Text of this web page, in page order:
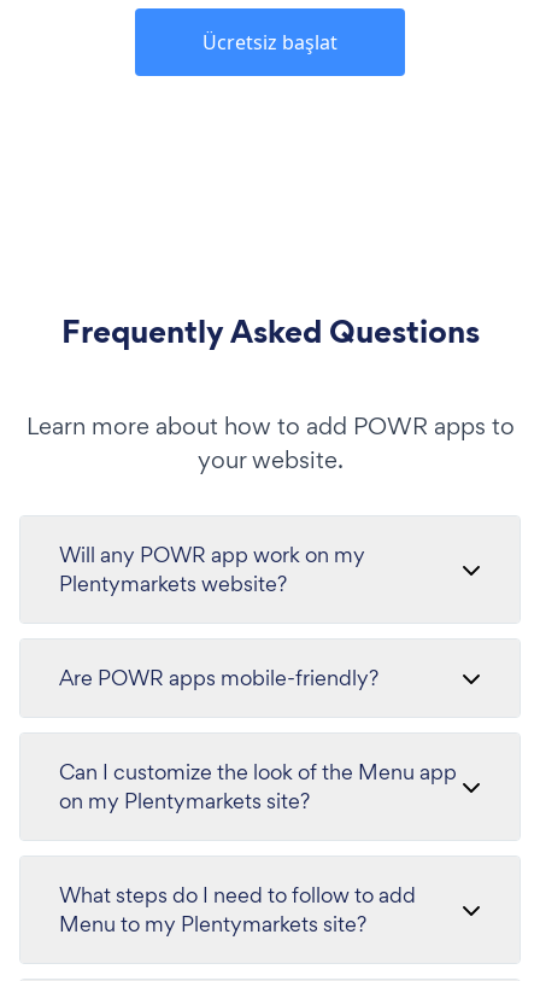
Ücretsiz başlat
Frequently Asked Questions
Learn more about how to add POWR apps to
your website.
Will any POWR app work on my
Plentymarkets website?
Are POWR apps mobile-friendly?
Can I customize the look of the Menu app
on my Plentymarkets site?
What steps do I need to follow to add
Menu to my Plentymarkets site?